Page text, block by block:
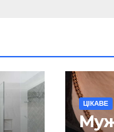
ЦІКАВЕ